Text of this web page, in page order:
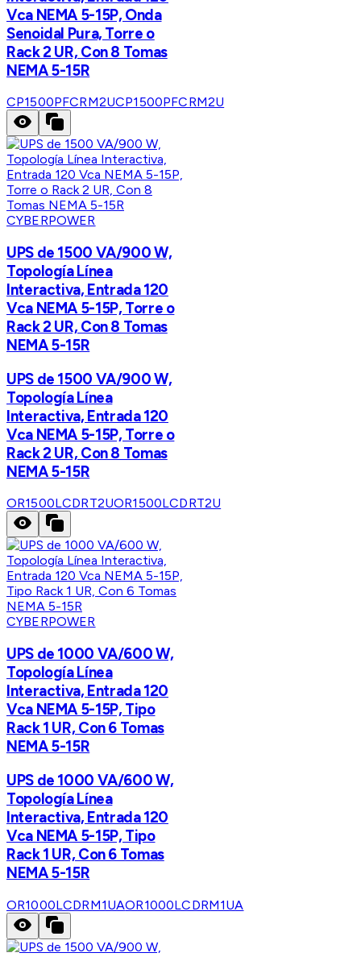
Vca NEMA 5-15P, Onda
Senoidal Pura, Torre o
Rack 2 UR, Con 8 Tomas
NEMA 5-15R
CP1500PFCRM2UCP1500PFCRM2U
CYBERPOWER
UPS de 1500 VA/900 W,
Topología Línea
Interactiva, Entrada 120
Vca NEMA 5-15P, Torre o
Rack 2 UR, Con 8 Tomas
NEMA 5-15R
UPS de 1500 VA/900 W,
Topología Línea
Interactiva, Entrada 120
Vca NEMA 5-15P, Torre o
Rack 2 UR, Con 8 Tomas
NEMA 5-15R
OR1500LCDRT2UOR1500LCDRT2U
CYBERPOWER
UPS de 1000 VA/600 W,
Topología Línea
Interactiva, Entrada 120
Vca NEMA 5-15P, Tipo
Rack 1 UR, Con 6 Tomas
NEMA 5-15R
UPS de 1000 VA/600 W,
Topología Línea
Interactiva, Entrada 120
Vca NEMA 5-15P, Tipo
Rack 1 UR, Con 6 Tomas
NEMA 5-15R
OR1000LCDRM1UAOR1000LCDRM1UA